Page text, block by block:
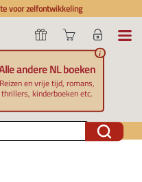
voor zelfontwikkeling
andere NL boeken
Reizen en vrije tijd, romans,
thrillers, kinderboeken etc.
i